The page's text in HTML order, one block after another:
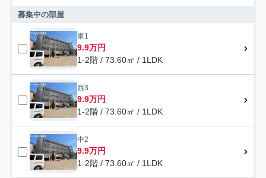
募集中の部屋
東1
9.9万円
1-2階 / 73.60㎡ / 1LDK
西3
9.9万円
1-2階 / 73.60㎡ / 1LDK
中2
9.9万円
1-2階 / 73.60㎡ / 1LDK